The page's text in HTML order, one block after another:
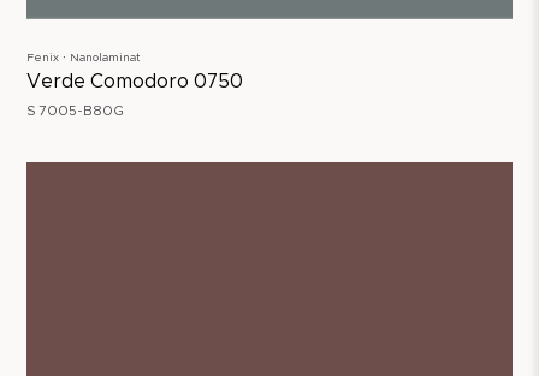
Fenix ∙ Nanolaminat
Verde Comodoro 0750
S 7005-B80G